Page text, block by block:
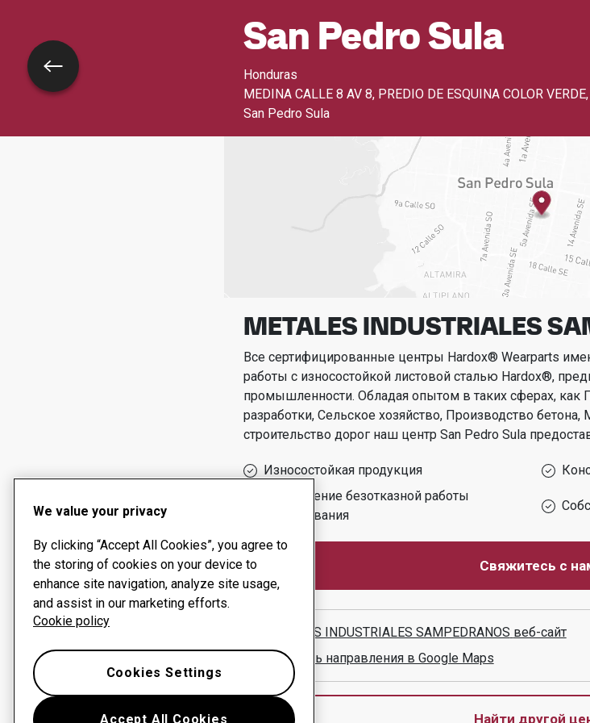
San Pedro Sula
Honduras
MEDINA CALLE 8 AV 8, PREDIO DE ESQUINA COLOR VERDE,
San Pedro Sula
METALES INDUSTRIALES
Все сертифицированные центры Hardox® Wearparts
работы с износостойкой листовой сталью Hardox®,
промышленности. Обладая опытом в таких сферах, как
разработки, Сельское хозяйство, Производство бетона,
строительство дорог наш центр San Pedro Sula
Износостойкая продукция
Обеспечение безотказной работы
оборудования
Свяжитесь с
METALES INDUSTRIALES SAMPEDRANOS веб-сайт
Показать направления в Google Maps
Найти другой
Назад
We value your privacy
By clicking “Accept All Cookies”, you agree to
the storing of cookies on your device to
enhance site navigation, analyze site usage,
and assist in our marketing efforts.
Cookie policy
Accept All Cookies
Cookies Settings